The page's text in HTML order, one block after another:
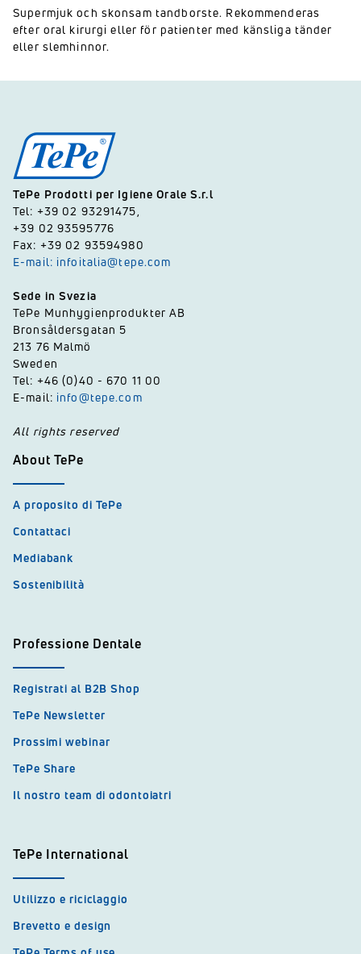
Supermjuk och skonsam tandborste. Rekommenderas
efter oral kirurgi eller för patienter med känsliga tänder
eller slemhinnor.
TePe Prodotti per Igiene Orale S.r.l
Tel: +39 02 93291475,
+39 02 93595776
Fax: +39 02 93594980
E-mail: infoitalia@tepe.com
Sede in Svezia
TePe Munhygienprodukter AB
Bronsåldersgatan 5
213 76 Malmö
Sweden
Tel: +46 (0)40 - 670 11 00
E-mail: info@tepe.com
All rights reserved
About TePe
A proposito di TePe
Contattaci
Mediabank
Sostenibilità
Professione Dentale
Registrati al B2B Shop
TePe Newsletter
Prossimi webinar
TePe Share
Il nostro team di odontoiatri
TePe International
Utilizzo e riciclaggio
Brevetto e design